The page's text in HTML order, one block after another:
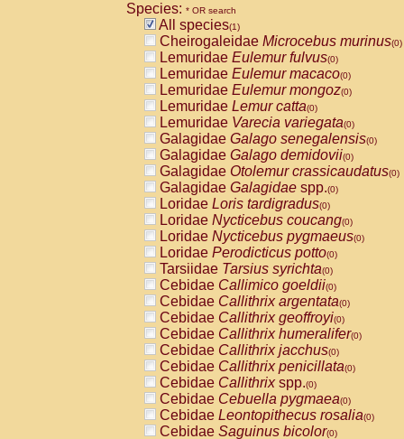
Species: * OR search
All species(1)
Cheirogaleidae Microcebus murinus(0)
Lemuridae Eulemur fulvus(0)
Lemuridae Eulemur macaco(0)
Lemuridae Eulemur mongoz(0)
Lemuridae Lemur catta(0)
Lemuridae Varecia variegata(0)
Galagidae Galago senegalensis(0)
Galagidae Galago demidovii(0)
Galagidae Otolemur crassicaudatus(0)
Galagidae Galagidae spp.(0)
Loridae Loris tardigradus(0)
Loridae Nycticebus coucang(0)
Loridae Nycticebus pygmaeus(0)
Loridae Perodicticus potto(0)
Tarsiidae Tarsius syrichta(0)
Cebidae Callimico goeldii(0)
Cebidae Callithrix argentata(0)
Cebidae Callithrix geoffroyi(0)
Cebidae Callithrix humeralifer(0)
Cebidae Callithrix jacchus(0)
Cebidae Callithrix penicillata(0)
Cebidae Callithrixspp.(0)
Cebidae Cebuella pygmaea(0)
Cebidae Leontopithecus rosalia(0)
Cebidae Saguinus bicolor(0)